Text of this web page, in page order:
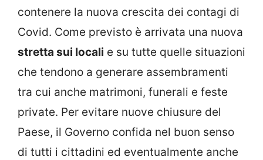
contenere la nuova crescita dei contagi di
Covid. Come previsto è arrivata una nuova
stretta sui locali e su tutte quelle situazioni
che tendono a generare assembramenti
tra cui anche matrimoni, funerali e feste
private. Per evitare nuove chiusure del
Paese, il Governo confida nel buon senso
di tutti i cittadini ed eventualmente anche